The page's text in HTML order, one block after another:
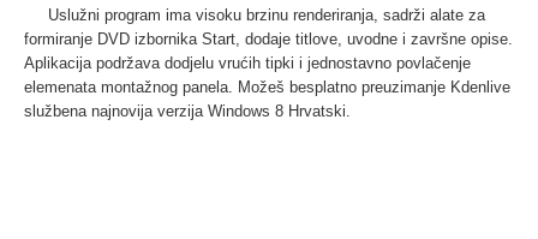
Uslužni program ima visoku brzinu renderiranja, sadrži alate za
formiranje DVD izbornika Start, dodaje titlove, uvodne i završne opise.
Aplikacija podržava dodjelu vrućih tipki i jednostavno povlačenje
elemenata montažnog panela. Možeš besplatno preuzimanje Kdenlive
službena najnovija verzija Windows 8 Hrvatski.